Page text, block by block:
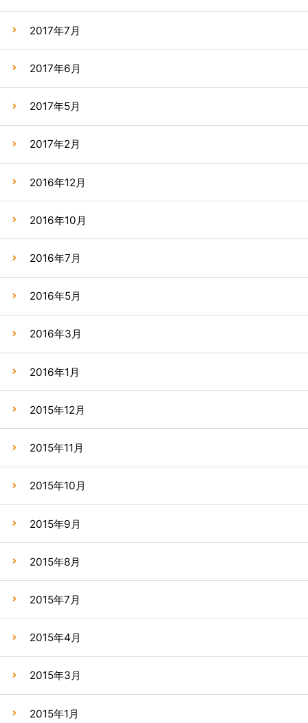
2017年7月
2017年6月
2017年5月
2017年2月
2016年12月
2016年10月
2016年7月
2016年5月
2016年3月
2016年1月
2015年12月
2015年11月
2015年10月
2015年9月
2015年8月
2015年7月
2015年4月
2015年3月
2015年1月